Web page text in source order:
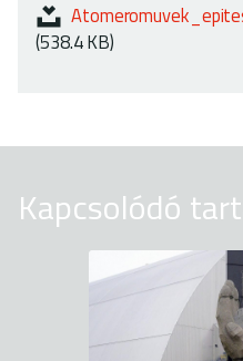
(538.4 KB)
Kapcsolódó